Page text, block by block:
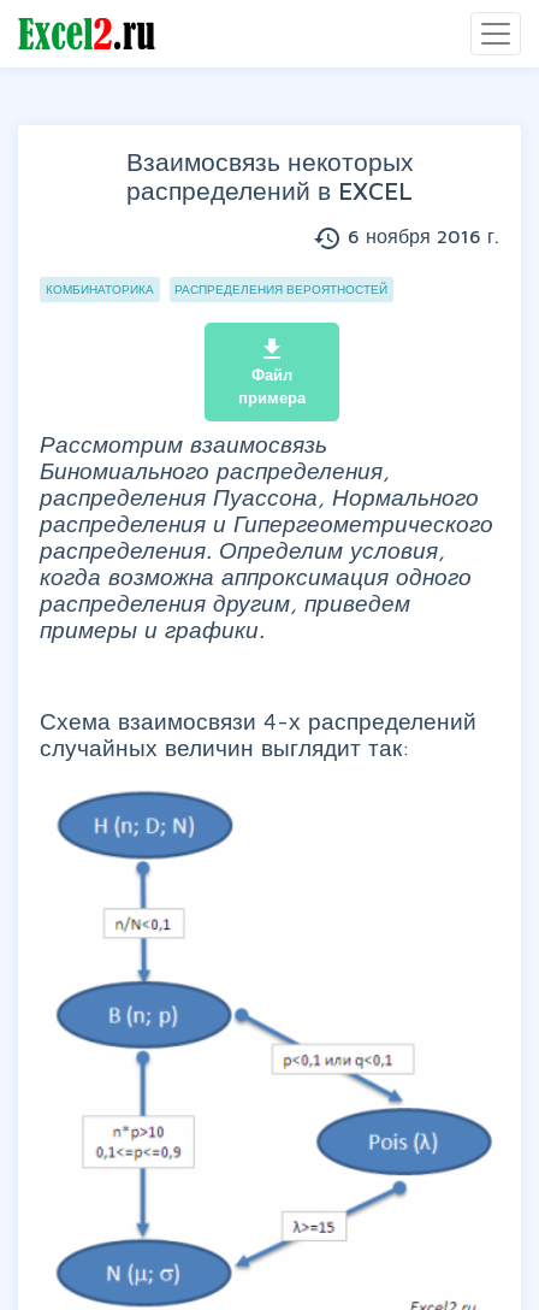
Взаимосвязь некоторых
распределений в EXCEL
history 6 ноября 2016 г.
Группы статей
КОМБИНАТОРИКА РАСПРЕДЕЛЕНИЯ ВЕРОЯТНОСТЕЙ
file_download
Файл
примера
Рассмотрим взаимосвязь
Биномиального распределения,
распределения Пуассона, Нормального
распределения и Гипергеометрического
распределения. Определим условия,
когда возможна аппроксимация одного
распределения другим, приведем
примеры и графики.
Схема взаимосвязи 4-х распределений
случайных величин выглядит так: